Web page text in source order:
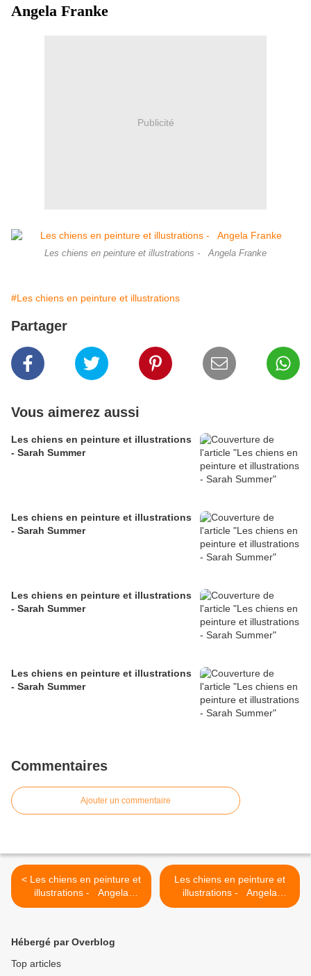
Angela Franke
Publicité
Les chiens en peinture et illustrations - Angela Franke
#Les chiens en peinture et illustrations
Partager
Vous aimerez aussi
Les chiens en peinture et illustrations
- Sarah Summer
Les chiens en peinture et illustrations
- Sarah Summer
Les chiens en peinture et illustrations
- Sarah Summer
Les chiens en peinture et illustrations
- Sarah Summer
Commentaires
Ajouter un commentaire
< Les chiens en peinture et
illustrations - Angela
Franke
Les chiens en peinture et
illustrations - Angela
Franke >
Hébergé par Overblog
Top articles